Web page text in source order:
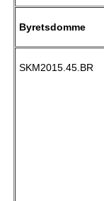
Byretsdomme
SKM2015.45.BR